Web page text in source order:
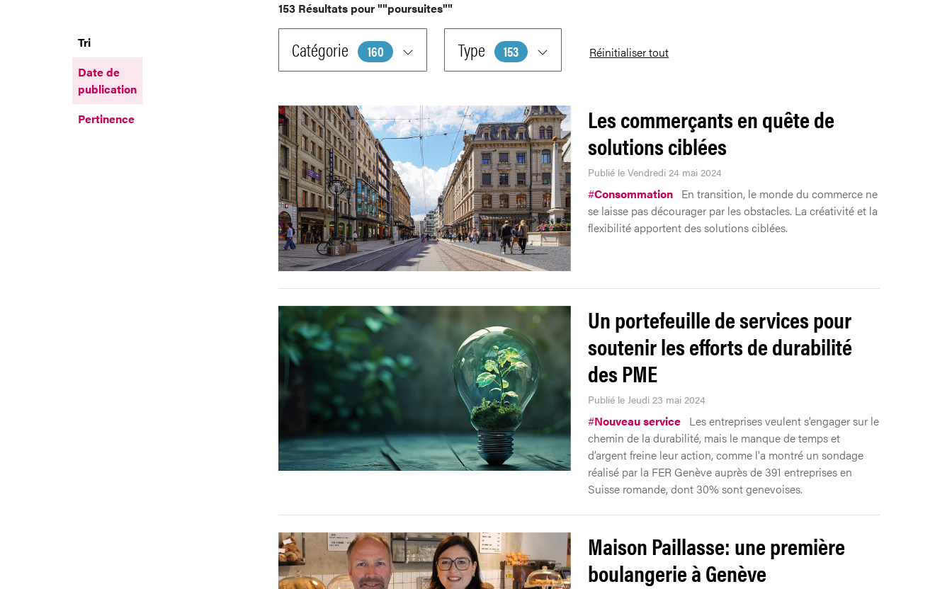
153 Résultats pour""poursuites""
Tri
Date de
publication
Pertinence
Catégorie 160 Type 153 Réinitialiser tout
Les commerçants en quête de
solutions ciblées
Publié le Vendredi 24 mai 2024
#Consommation En transition, le monde du commerce ne
se laisse pas décourager par les obstacles. La créativité et la
flexibilité apportent des solutions ciblées.
Un portefeuille de services pour
soutenir les efforts de durabilité
des PME
Publié le Jeudi 23 mai 2024
#Nouveau service Les entreprises veulent s’engager sur le
chemin de la durabilité, mais le manque de temps et
d’argent freine leur action, comme l'a montré un sondage
réalisé par la FER Genève auprès de 391 entreprises en
Suisse romande, dont 30% sont genevoises.
Maison Paillasse: une première
boulangerie à Genève